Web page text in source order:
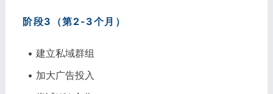
阶段3（第2-3个月）
• 建立私域群组
• 加大广告投入